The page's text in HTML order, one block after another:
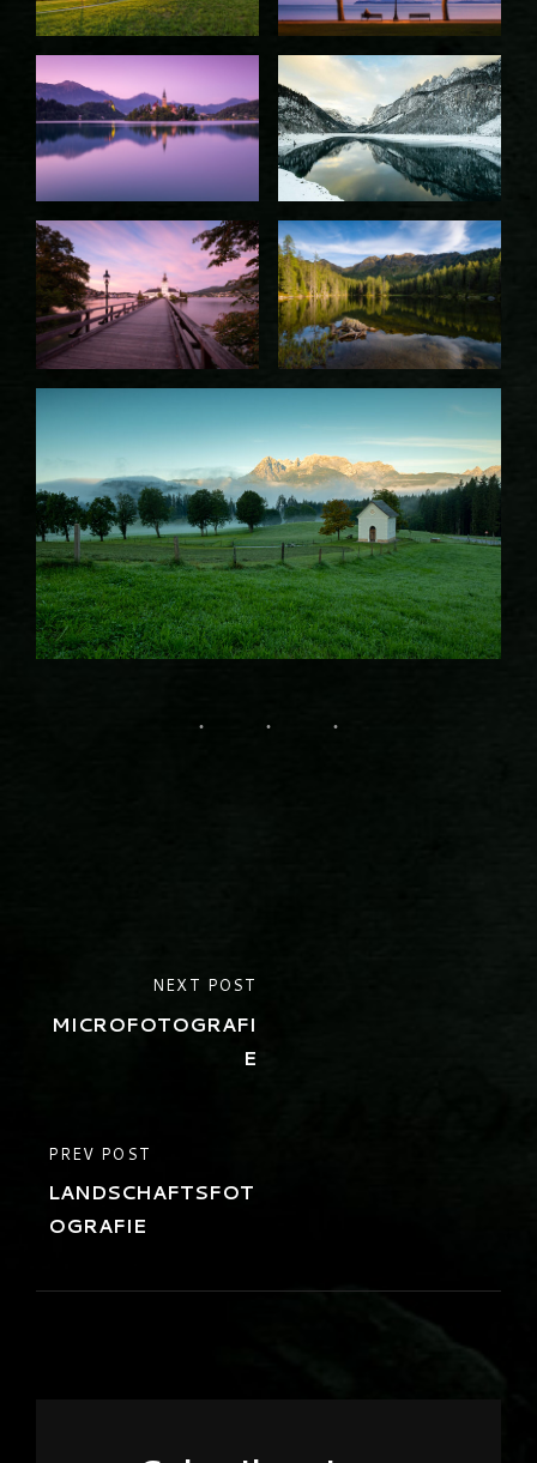
Beitrags-
Navigation
PREVIOUS
POST
PREV POST
LANDSCHAFTSFOT
OGRAFIE
POST
NEXT POST
MICROFOTOGRAFI
E